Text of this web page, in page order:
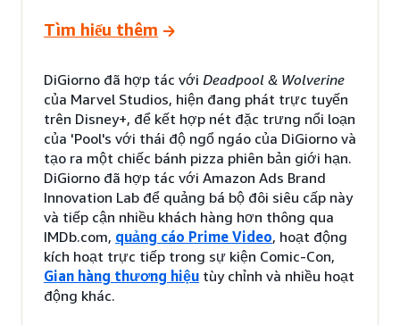
Tìm hiểu thêm
DiGiorno đã hợp tác với Deadpool & Wolverine
của Marvel Studios, hiện đang phát trực tuyến
trên Disney+, để kết hợp nét đặc trưng nổi loạn
của 'Pool's với thái độ ngổ ngáo của DiGiorno và
tạo ra một chiếc bánh pizza phiên bản giới hạn.
DiGiorno đã hợp tác với Amazon Ads Brand
Innovation Lab để quảng bá bộ đôi siêu cấp này
và tiếp cận nhiều khách hàng hơn thông qua
IMDb.com, quảng cáo Prime Video, hoạt động
kích hoạt trực tiếp trong sự kiện Comic-Con,
Gian hàng thương hiệu tùy chỉnh và nhiều hoạt
động khác.